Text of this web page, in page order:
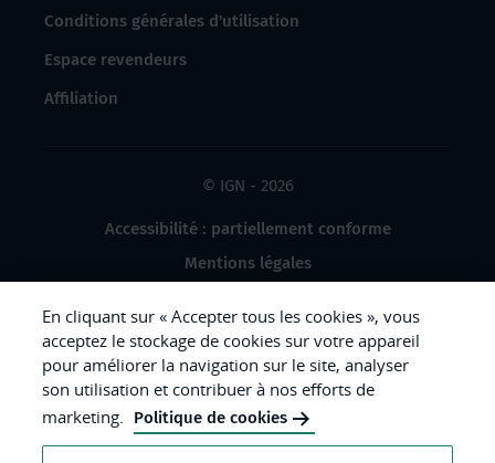
Conditions générales d'utilisation
Espace revendeurs
Affiliation
© IGN - 2026
Accessibilité : partiellement conforme
Mentions légales
Gestion des cookies
Crédits photos
En cliquant sur « Accepter tous les cookies », vous
acceptez le stockage de cookies sur votre appareil
pour améliorer la navigation sur le site, analyser
son utilisation et contribuer à nos efforts de
marketing.
Politique de cookies